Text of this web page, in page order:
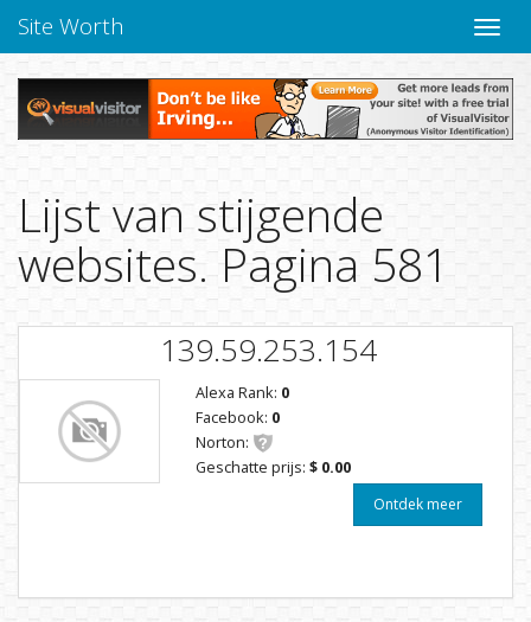
Site Worth
Lijst van stijgende
websites. Pagina 581
139.59.253.154
Alexa Rank: 0
Facebook: 0
Norton:
Geschatte prijs: $ 0.00
Ontdek meer